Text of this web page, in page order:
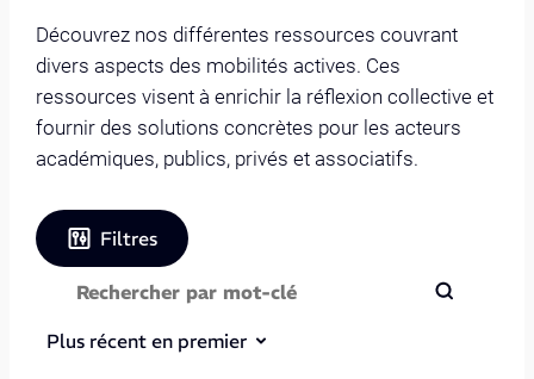
Découvrez nos différentes ressources couvrant
divers aspects des mobilités actives. Ces
ressources visent à enrichir la réflexion collective et
fournir des solutions concrètes pour les acteurs
académiques, publics, privés et associatifs.
Filtres
Plus récent en premier